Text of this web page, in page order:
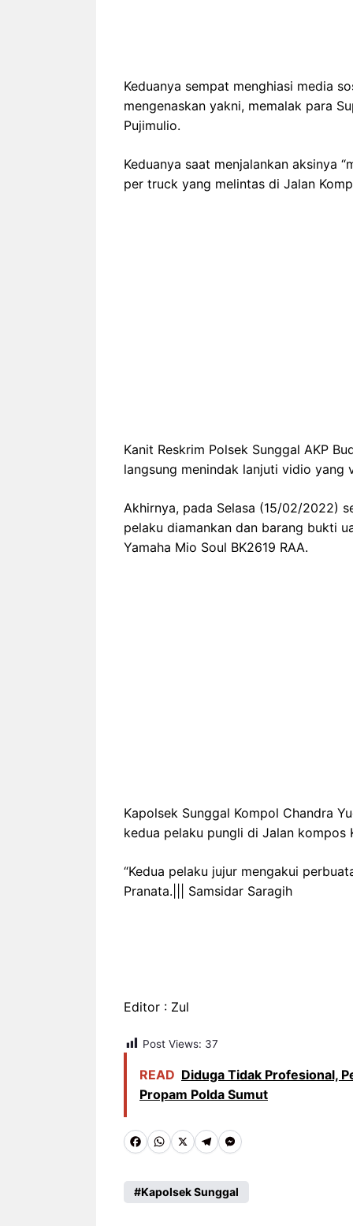
Keduanya sempat menghiasi media
mengenaskan yakni, memalak para
Pujimulio.
Keduanya saat menjalankan aksinya
per truck yang melintas di Jalan
Kanit Reskrim Polsek Sunggal AKP
langsung menindak lanjuti vidio yang
Akhirnya, pada Selasa (15/02/2022)
pelaku diamankan dan barang bukti
Yamaha Mio Soul BK2619 RAA.
Kapolsek Sunggal Kompol Chandra
kedua pelaku pungli di Jalan kompos
“Kedua pelaku jujur mengakui
Pranata.||| Samsidar Saragih
Editor : Zul
Post Views: 37
READ Diduga Tidak Profesional,
Propam Polda Sumut
F
c
W
a
X T
l
M
s
Kapolsek Sunggal